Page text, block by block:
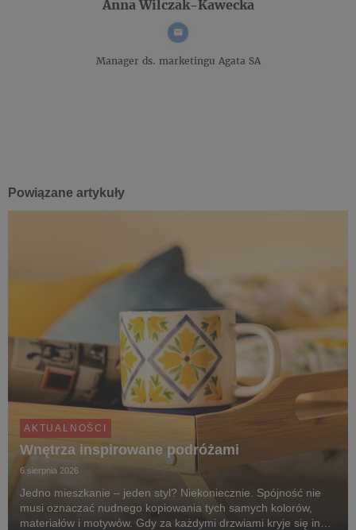
Anna Wilczak-Kawecka
Manager ds. marketingu Agata SA
Powiązane artykuły
AKTUALNOŚCI
Wnętrza inspirowane podróżami
6 sierpnia 2026
Jedno mieszkanie – jeden styl? Niekoniecznie. Spójność nie
musi oznaczać nudnego kopiowania tych samych kolorów,
materiałów i motywów. Gdy za każdymi drzwiami kryje się inny